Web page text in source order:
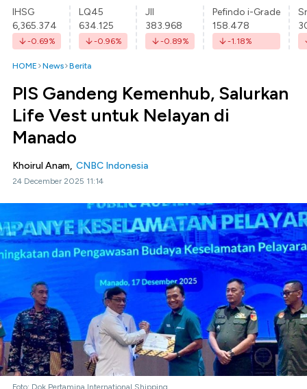
IHSG
6,365.374
-0.69%
LQ45
634.125
-0.96%
JII
383.968
-0.89%
Pefindo i-Grade
158.478
-1.18%
HOME News Berita
PIS Gandeng Kemenhub, Salurkan
Life Vest untuk Nelayan di
Manado
Khoirul Anam, CNBC Indonesia
24 December 2025 11:14